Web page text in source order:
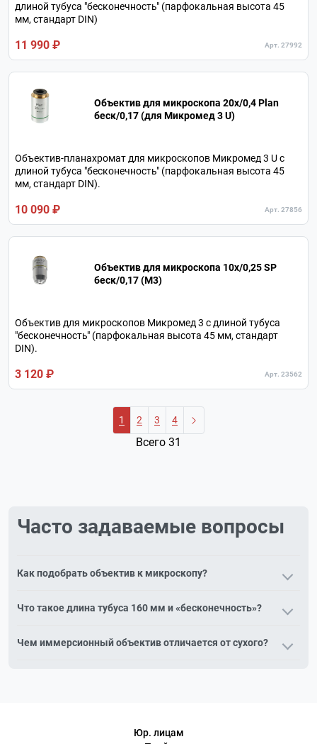
длиной тубуса "бесконечность" (парфокальная высота 45
мм, стандарт DIN)
11 990 ₽ Арт. 27992
Объектив для микроскопа 20х/0,4 Plan
беск/0,17 (для Микромед 3 U)
Объектив-планахромат для микроскопов Микромед 3 U с
длиной тубуса "бесконечность" (парфокальная высота 45
мм, стандарт DIN).
10 090 ₽ Арт. 27856
Объектив для микроскопа 10х/0,25 SP
беск/0,17 (М3)
Объектив для микроскопов Микромед 3 с длиной тубуса
"бесконечность" (парфокальная высота 45 мм, стандарт
DIN).
3 120 ₽ Арт. 23562
1 2 3 4
Всего 31
Часто задаваемые вопросы
Как подобрать объектив к микроскопу?
увеличению, апертуре и типу коррекции. Объективы
Что такое длина тубуса 160 мм и «бесконечность»?
«бесконечность» (∞) — современная схема, позволяющая
Чем иммерсионный объектив отличается от сухого?
Юр. лицам